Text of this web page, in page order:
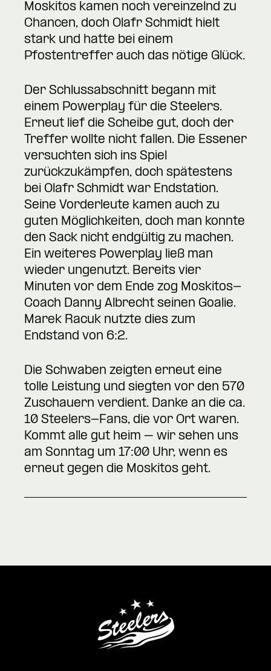
Moskitos kamen noch vereinzelnd zu
Chancen, doch Olafr Schmidt hielt
stark und hatte bei einem
Pfostentreffer auch das nötige Glück.
Der Schlussabschnitt begann mit
einem Powerplay für die Steelers.
Erneut lief die Scheibe gut, doch der
Treffer wollte nicht fallen. Die Essener
versuchten sich ins Spiel
zurückzukämpfen, doch spätestens
bei Olafr Schmidt war Endstation.
Seine Vorderleute kamen auch zu
guten Möglichkeiten, doch man konnte
den Sack nicht endgültig zu machen.
Ein weiteres Powerplay ließ man
wieder ungenutzt. Bereits vier
Minuten vor dem Ende zog Moskitos-
Coach Danny Albrecht seinen Goalie.
Marek Racuk nutzte dies zum
Endstand von 6:2.
Die Schwaben zeigten erneut eine
tolle Leistung und siegten vor den 570
Zuschauern verdient. Danke an die ca.
10 Steelers-Fans, die vor Ort waren.
Kommt alle gut heim – wir sehen uns
am Sonntag um 17:00 Uhr, wenn es
erneut gegen die Moskitos geht.